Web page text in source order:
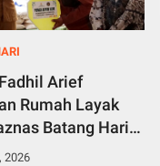
Arief
Rumah Layak
Batang Hari
Desa
2026